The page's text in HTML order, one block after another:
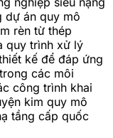
dự án quy mô
rèn từ thép
quy trình xử lý
kế để đáp ứng
các môi
công trình khai
kim quy mô
tầng cấp quốc